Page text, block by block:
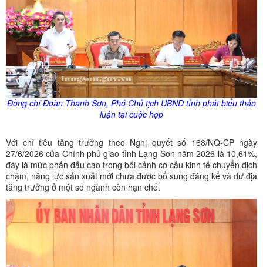
Đồng chí Đoàn Thanh Sơn, Phó Chủ tịch UBND tỉnh phát biểu thảo
luận tại cuộc họp
Với chỉ tiêu tăng trưởng theo Nghị quyết số 168/NQ-CP ngày
27/6/2026 của Chính phủ giao tỉnh Lạng Sơn năm 2026 là 10,61%,
đây là mức phấn đấu cao trong bối cảnh cơ cấu kinh tế chuyển dịch
chậm, năng lực sản xuất mới chưa được bổ sung đáng kể và dư địa
tăng trưởng ở một số ngành còn hạn chế.